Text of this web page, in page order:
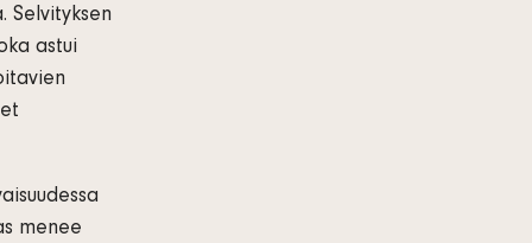
Selvityksen
astui
menee